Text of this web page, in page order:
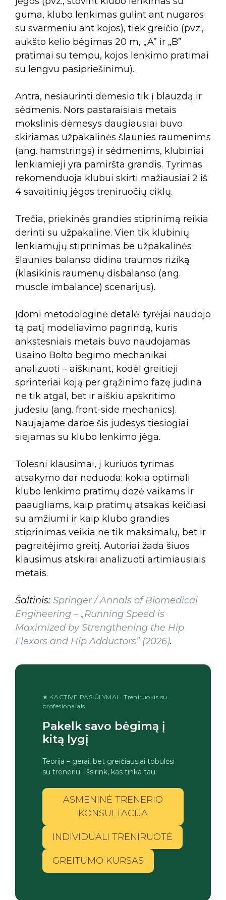
guma, klubo lenkimas gulint ant nugaros
su svarmeniu ant kojos), tiek greičio (pvz.,
aukšto kelio bėgimas 20 m, „A” ir „B”
pratimai su tempu, kojos lenkimo pratimai
su lengvu pasipriešinimu).
Antra, nesiaurinti dėmesio tik į blauzdą ir
sėdmenis. Nors pastaraisiais metais
mokslinis dėmesys daugiausiai buvo
skiriamas užpakalinės šlaunies raumenims
(ang. hamstrings) ir sėdmenims, klubiniai
lenkiamieji yra pamiršta grandis. Tyrimas
rekomenduoja klubui skirti mažiausiai 2 iš
4 savaitinių jėgos treniruočių ciklų.
Trečia, priekinės grandies stiprinimą reikia
derinti su užpakaline. Vien tik klubinių
lenkiamųjų stiprinimas be užpakalinės
šlaunies balanso didina traumos riziką
(klasikinis raumenų disbalanso (ang.
muscle imbalance) scenarijus).
Įdomi metodologinė detalė: tyrėjai naudojo
tą patį modeliavimo pagrindą, kuris
ankstesniais metais buvo naudojamas
Usaino Bolto bėgimo mechanikai
analizuoti – aiškinant, kodėl greitieji
sprinteriai koją per grąžinimo fazę judina
ne tik atgal, bet ir aiškiu apskritimo
judesiu (ang. front-side mechanics).
Naujajame darbe šis judesys tiesiogiai
siejamas su klubo lenkimo jėga.
Tolesni klausimai, į kuriuos tyrimas
atsakymo dar neduoda: kokia optimali
klubo lenkimo pratimų dozė vaikams ir
paaugliams, kaip pratimų atsakas keičiasi
su amžiumi ir kaip klubo grandies
stiprinimas veikia ne tik maksimalų, bet ir
pagreitėjimo greitį. Autoriai žada šiuos
klausimus atskirai analizuoti artimiausiais
metais.
Šaltinis: Springer / Annals of Biomedical
Engineering – „Running Speed is
Maximized by Strengthening the Hip
Flexors and Hip Adductors” (2026).
★ 4ACTIVE PASIŪLYMAI · Treniruokis su
profesionalais
Pakelk savo bėgimą į
kitą lygį
Teorija – gerai, bet greičiausiai tobulėsi
su treneriu. Išsirink, kas tinka tau:
ASMENINĖ TRENERIO
KONSULTACIJA
INDIVIDUALI TRENIRUOTĖ
GREITUMO KURSAS